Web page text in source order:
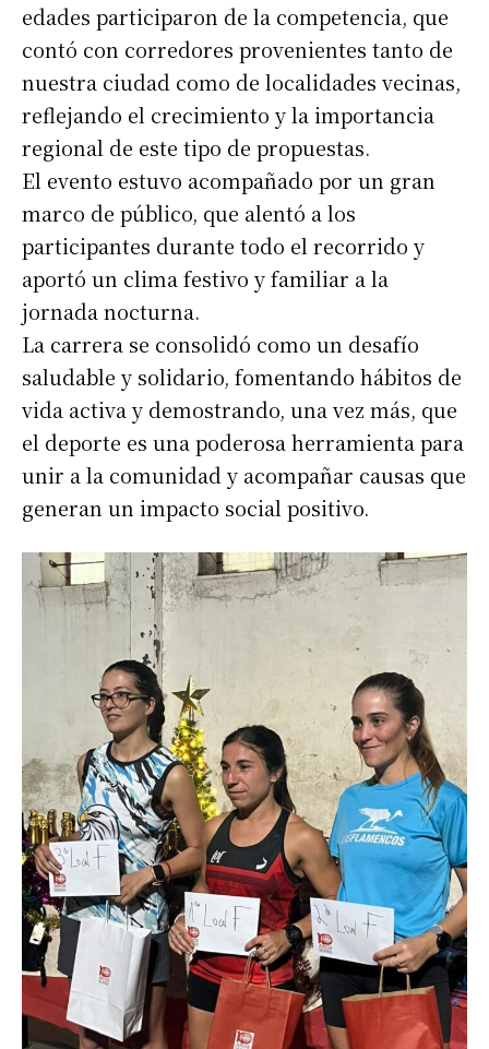
edades participaron de la competencia, que
contó con corredores provenientes tanto de
nuestra ciudad como de localidades vecinas,
reflejando el crecimiento y la importancia
regional de este tipo de propuestas.
El evento estuvo acompañado por un gran
marco de público, que alentó a los
participantes durante todo el recorrido y
aportó un clima festivo y familiar a la
jornada nocturna.
La carrera se consolidó como un desafío
saludable y solidario, fomentando hábitos de
vida activa y demostrando, una vez más, que
el deporte es una poderosa herramienta para
unir a la comunidad y acompañar causas que
generan un impacto social positivo.